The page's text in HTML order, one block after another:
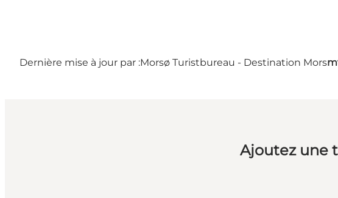
Dernière mise à jour par :Morsø Turistbureau - Destination Mors
Ajoutez une